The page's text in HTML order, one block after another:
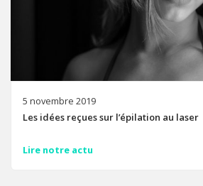
5 novembre 2019
Les idées reçues sur l’épilation au laser
Lire notre actu